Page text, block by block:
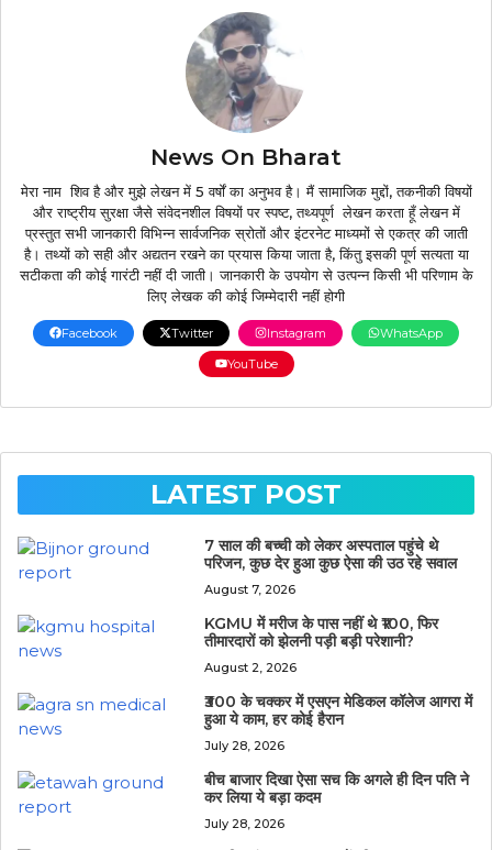
News On Bharat
मेरा नाम शिव है और मुझे लेखन में 5 वर्षों का अनुभव है। मैं सामाजिक मुद्दों, तकनीकी विषयों
और राष्ट्रीय सुरक्षा जैसे संवेदनशील विषयों पर स्पष्ट, तथ्यपूर्ण लेखन करता हूँ लेखन में
प्रस्तुत सभी जानकारी विभिन्न सार्वजनिक स्रोतों और इंटरनेट माध्यमों से एकत्र की जाती
है। तथ्यों को सही और अद्यतन रखने का प्रयास किया जाता है, किंतु इसकी पूर्ण सत्यता या
सटीकता की कोई गारंटी नहीं दी जाती। जानकारी के उपयोग से उत्पन्न किसी भी परिणाम के
लिए लेखक की कोई जिम्मेदारी नहीं होगी
Facebook Twitter Instagram
WhatsApp
YouTube
LATEST POST
7 साल की बच्ची को लेकर अस्पताल पहुंचे थे
परिजन, कुछ देर हुआ कुछ ऐसा की उठ रहे सवाल
August 7, 2026
KGMU में मरीज के पास नहीं थे ₹100, फिर
तीमारदारों को झेलनी पड़ी बड़ी परेशानी?
August 2, 2026
₹300 के चक्कर में एसएन मेडिकल कॉलेज आगरा में
हुआ ये काम, हर कोई हैरान
July 28, 2026
बीच बाजार दिखा ऐसा सच कि अगले ही दिन पति ने
कर लिया ये बड़ा कदम
July 28, 2026